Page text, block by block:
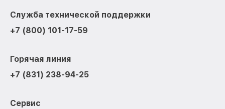
Служба технической поддержки
+7 (800) 101-17-59
Горячая линия
+7 (831) 238-94-25
Сервис